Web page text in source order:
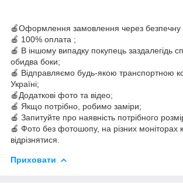
🍎Оформлення замовлення через безпечну
🍎 100% оплата ;
🍎 В іншому випадку покупець заздалегідь
обидва боки;
🍎 Відправляємо будь-якою транспортною
Україні;
🍎Додаткові фото та відео;
🍎 Якщо потрібно, робимо заміри;
🍎 Запитуйте про наявність потрібного
🍎 Фото без фотошопу, на різних моніторах
відрізнятися.
Приховати